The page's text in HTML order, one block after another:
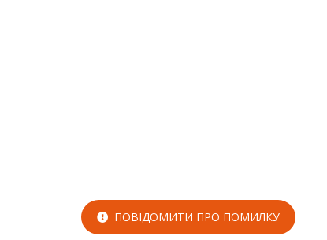
ПОВІДОМИТИ ПРО ПОМИЛКУ